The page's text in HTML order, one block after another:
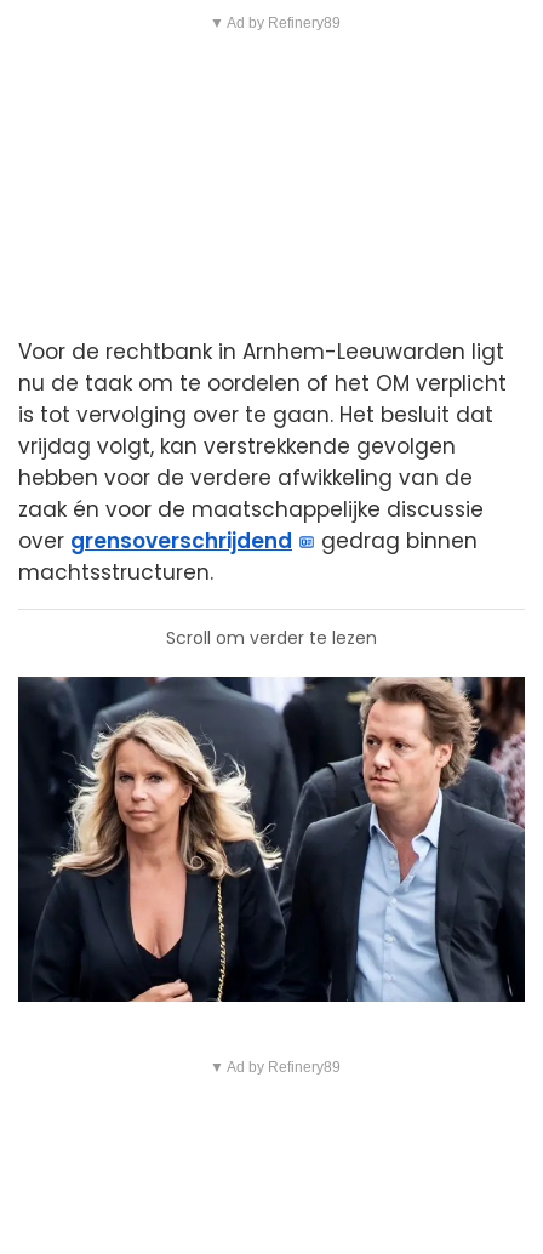
▼ Ad by Refinery89
Voor de rechtbank in Arnhem-Leeuwarden ligt
nu de taak om te oordelen of het OM verplicht
is tot vervolging over te gaan. Het besluit dat
vrijdag volgt, kan verstrekkende gevolgen
hebben voor de verdere afwikkeling van de
zaak én voor de maatschappelijke discussie
over grensoverschrijdend
gedrag binnen
machtsstructuren.
Scroll om verder te lezen
▼ Ad by Refinery89